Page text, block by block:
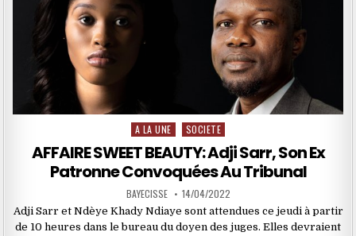
Posted
in
A LA UNE SOCIETE
AFFAIRE SWEET BEAUTY: Adji Sarr, Son Ex
Patronne Convoquées Au Tribunal
BAYECISSE 14/04/2022
Adji Sarr et Ndèye Khady Ndiaye sont attendues ce jeudi à partir
de 10 heures dans le bureau du doyen des juges. Elles devraient